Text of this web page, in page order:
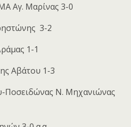
Αγ. Μαρίνας 3-0
3-2
1-1
Αβάτου 1-3
Ποσειδώνας Ν. Μηχανιώνας